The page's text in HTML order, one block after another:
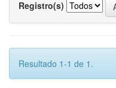
Registro(s)
Resultado 1-1 de 1.